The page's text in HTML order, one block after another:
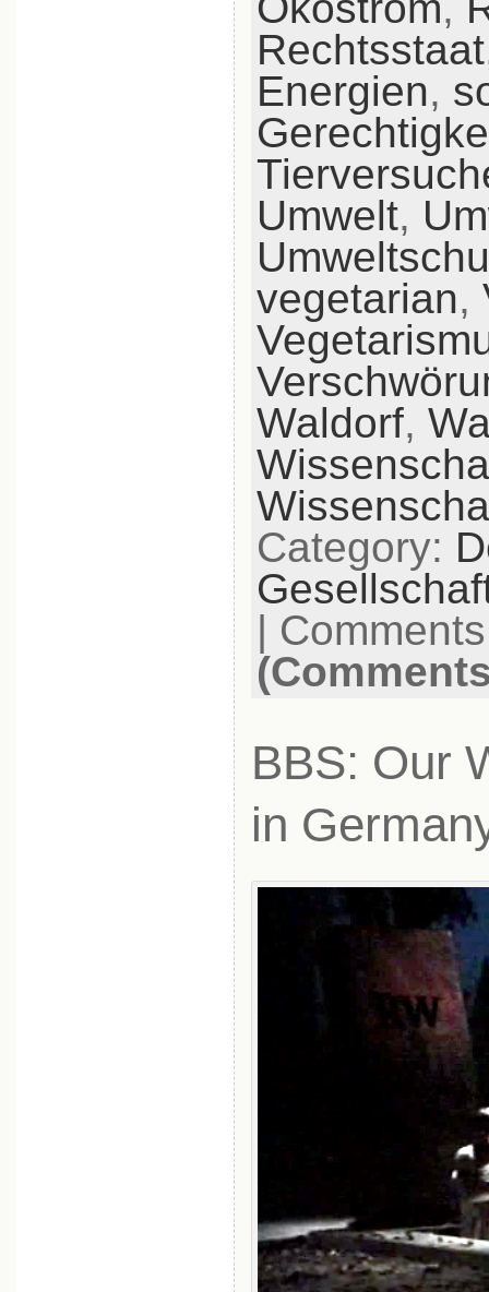
Rechtsstaat
Energien,
Umwelt,
vegetarian,
Waldorf,
Category:
|
BBS: Our
in